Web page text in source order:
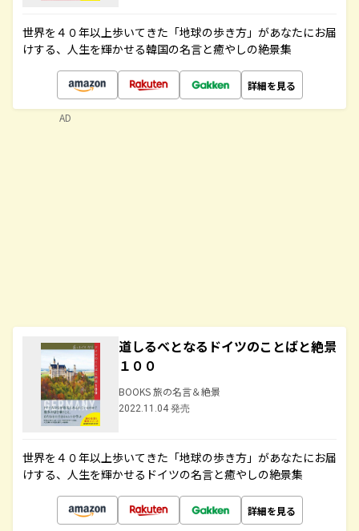
世界を４０年以上歩いてきた「地球の歩き方」があなたにお届
けする、人生を輝かせる韓国の名言と癒やしの絶景集
詳細を見る
道しるべとなるドイツのことばと絶景
１００
BOOKS 旅の名言＆絶景
2022.11.04 発売
世界を４０年以上歩いてきた「地球の歩き方」があなたにお届
けする、人生を輝かせるドイツの名言と癒やしの絶景集
詳細を見る
AD